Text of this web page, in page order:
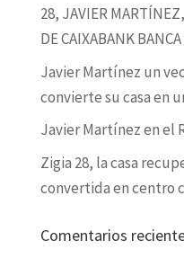
28, JAVIER
DE CAIXABANK
Javier Martínez un
convierte su casa en
Javier Martínez en el
Zigia 28, la casa
convertida en centro
Comentarios